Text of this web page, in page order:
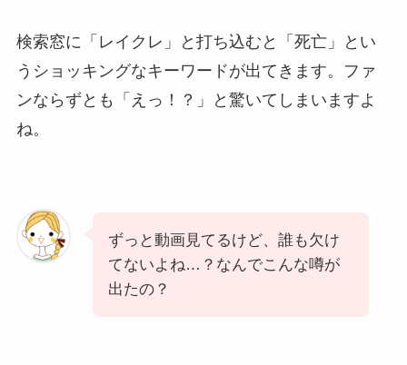
検索窓に「レイクレ」と打ち込むと「死亡」とい
うショッキングなキーワードが出てきます。ファ
ンならずとも「えっ！？」と驚いてしまいますよ
ね。
ずっと動画見てるけど、誰も欠け
てないよね…？なんでこんな噂が
出たの？